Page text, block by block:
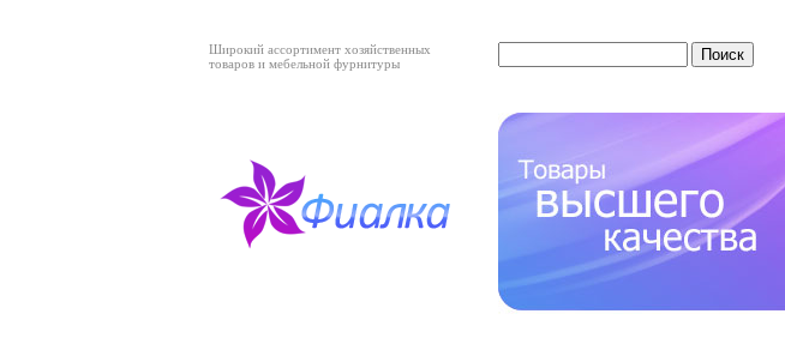
Широкий ассортимент хозяйственных
товаров и мебельной фурнитуры